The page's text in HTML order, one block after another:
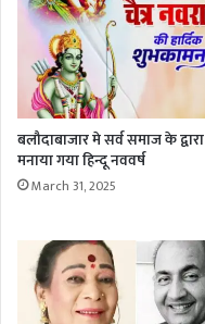
बलौदाबाजार मे सर्व समाज के द्वारा
मनाया गया हिन्दू नववर्ष
March 31, 2025